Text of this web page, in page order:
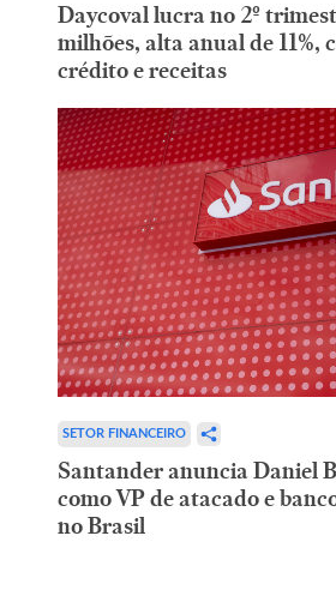
Daycoval lucra no 2º
milhões, alta anual de 11%,
crédito e receitas
SETOR FINANCEIRO
Santander anuncia Daniel
como VP de atacado e
no Brasil